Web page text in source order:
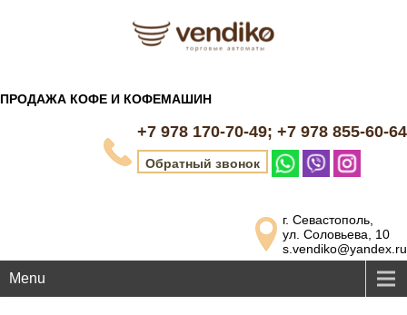
ПРОДАЖА КОФЕ И КОФЕМАШИН
+7 978 170-70-49; +7 978 855-60-64
Обратный звонок
г. Севастополь,
ул. Соловьева, 10
s.vendiko@yandex.ru
Menu